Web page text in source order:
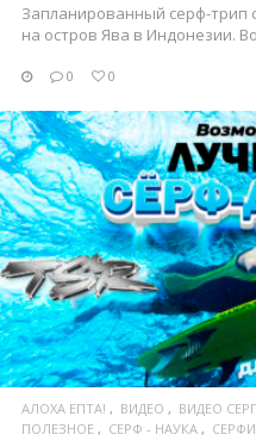
Запланированный серф-трип
на остров Ява в Индонезии.
0 0
АЛОХА ЕПТА! ВИДЕО ВИДЕО
ПОЛЕЗНОЕ
СЕРФ - НАУКА